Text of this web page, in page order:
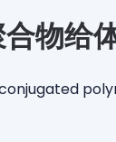
物给